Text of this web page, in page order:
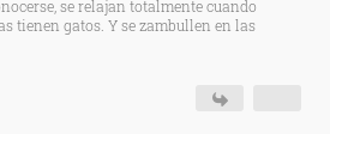
se relajan totalmente cuando
tienen gatos. Y se zambullen en las